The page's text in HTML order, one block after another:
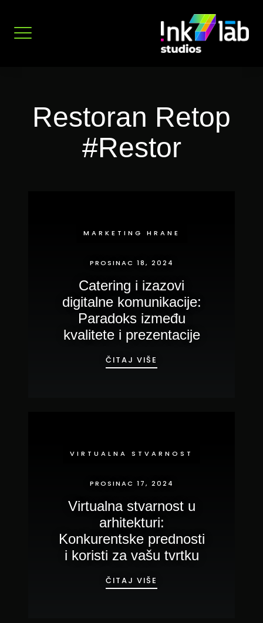
sadržaj
Restoran Retop
#Restor
MARKETING HRANE
PROSINAC 18, 2024
Catering i izazovi
digitalne komunikacije:
Paradoks između
kvalitete i prezentacije
ČITAJ VIŠE
VIRTUALNA STVARNOST
PROSINAC 17, 2024
Virtualna stvarnost u
arhitekturi:
Konkurentske prednosti
i koristi za vašu tvrtku
ČITAJ VIŠE